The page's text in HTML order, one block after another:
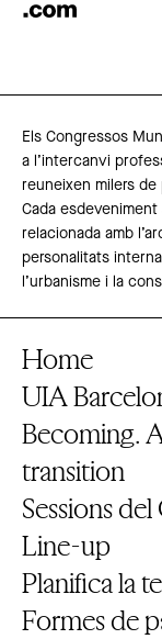
Els Congressos
a l’intercanvi
reuneixen milers de
Cada
relacionada amb
personalitats
l’urbanisme i la
Home
UIA
Becoming.
transition
Sessions
Line-up
Planifica la
Formes de